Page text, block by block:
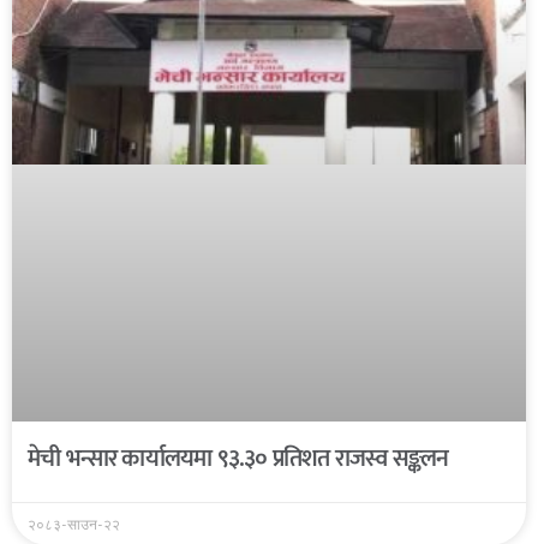
मेची भन्सार कार्यालयमा ९३.३० प्रतिशत राजस्व सङ्कलन
२०८३-साउन-२२